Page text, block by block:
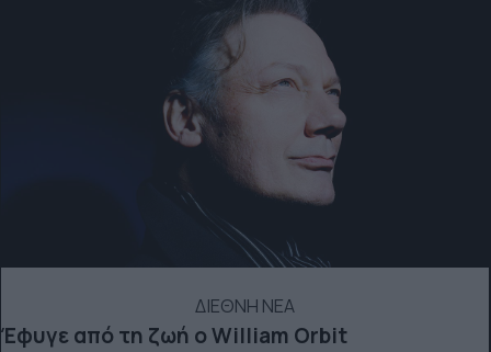
ΔΙΕΘΝΗ ΝΕΑ
Έφυγε από τη ζωή ο William Orbit